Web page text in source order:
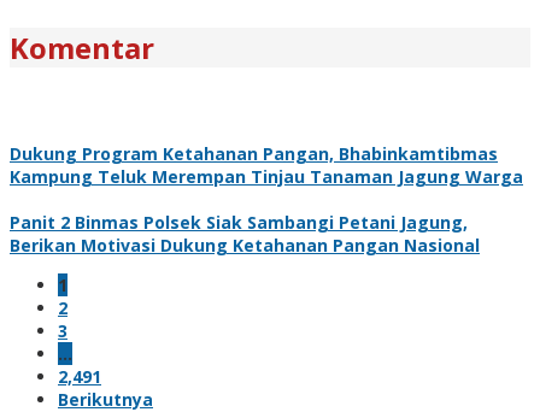
Komentar
Dukung Program Ketahanan Pangan, Bhabinkamtibmas
Kampung Teluk Merempan Tinjau Tanaman Jagung Warga
Panit 2 Binmas Polsek Siak Sambangi Petani Jagung,
Berikan Motivasi Dukung Ketahanan Pangan Nasional
1
2
3
…
2,491
Berikutnya